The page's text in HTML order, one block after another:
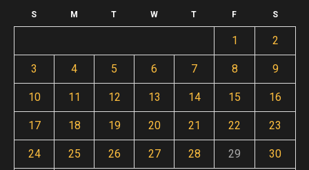
S M T W T F S
1 2
3 4 5 6 7 8 9
10 11 12 13 14 15 16
17 18 19 20 21 22 23
24 25 26 27 28 29 30